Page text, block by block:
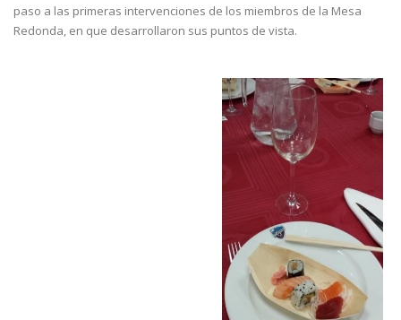
paso a las primeras intervenciones de los miembros de la Mesa
Redonda, en que desarrollaron sus puntos de vista.
FotoCronica_2.jpg